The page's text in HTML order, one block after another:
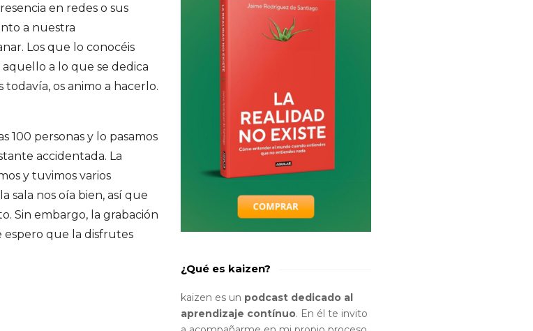
en redes o sus
a nuestra
Los que lo conocéis
a lo que se dedica
os animo a hacerlo.
100 personas y lo pasamos
accidentada. La
y tuvimos varios
sala nos oía bien, así que
Sin embargo, la grabación
espero que la disfrutes
¿Qué es kaizen?
kaizen es un podcast dedicado al
aprendizaje contínuo. En él te invito